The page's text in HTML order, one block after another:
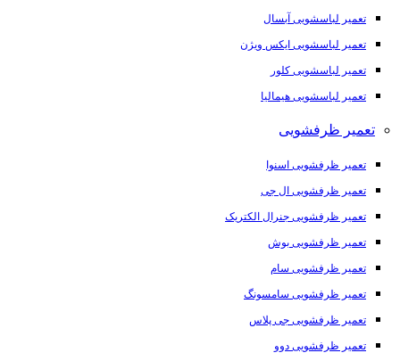
تعمیر لباسشویی آبسال
تعمیر لباسشویی ایکس ویژن
تعمیر لباسشویی کلور
تعمیر لباسشویی هیمالیا
تعمیر ظرفشویی
تعمیر ظرفشویی اسنوا
تعمیر ظرفشویی ال جی
تعمیر ظرفشویی جنرال الکتریک
تعمیر ظرفشویی بوش
تعمیر ظرفشویی سام
تعمیر ظرفشویی سامسونگ
تعمیر ظرفشویی جی پلاس
تعمیر ظرفشویی دوو